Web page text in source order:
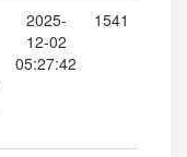
2025-
12-02
05:27:42
1541